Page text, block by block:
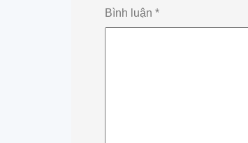
Bình luận *